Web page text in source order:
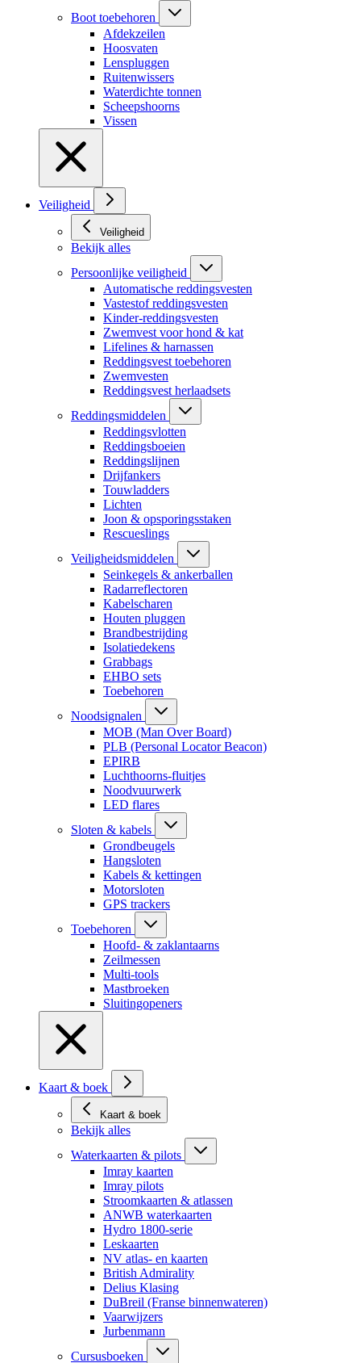
Boot toebehoren
Afdekzeilen
Hoosvaten
Lenspluggen
Ruitenwissers
Waterdichte tonnen
Scheepshoorns
Vissen
Veiligheid
Veiligheid
Bekijk alles
Persoonlijke veiligheid
Automatische reddingsvesten
Vastestof reddingsvesten
Kinder-reddingsvesten
Zwemvest voor hond & kat
Lifelines & harnassen
Reddingsvest toebehoren
Zwemvesten
Reddingsvest herlaadsets
Reddingsmiddelen
Reddingsvlotten
Reddingsboeien
Reddingslijnen
Drijfankers
Touwladders
Lichten
Joon & opsporingsstaken
Rescueslings
Veiligheidsmiddelen
Seinkegels & ankerballen
Radarreflectoren
Kabelscharen
Houten pluggen
Brandbestrijding
Isolatiedekens
Grabbags
EHBO sets
Toebehoren
Noodsignalen
MOB (Man Over Board)
PLB (Personal Locator Beacon)
EPIRB
Luchthoorns-fluitjes
Noodvuurwerk
LED flares
Sloten & kabels
Grondbeugels
Hangsloten
Kabels & kettingen
Motorsloten
GPS trackers
Toebehoren
Hoofd- & zaklantaarns
Zeilmessen
Multi-tools
Mastbroeken
Sluitingopeners
Kaart & boek
Kaart & boek
Bekijk alles
Waterkaarten & pilots
Imray kaarten
Imray pilots
Stroomkaarten & atlassen
ANWB waterkaarten
Hydro 1800-serie
Leskaarten
NV atlas- en kaarten
British Admirality
Delius Klasing
DuBreil (Franse binnenwateren)
Vaarwijzers
Jurbenmann
Cursusboeken